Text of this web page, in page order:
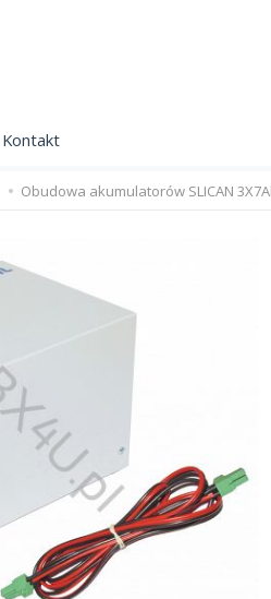
Kontakt
Obudowa akumulatorów SLICAN